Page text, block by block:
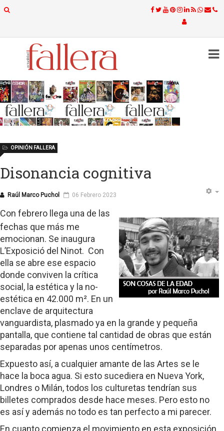
Disonancia cognitiva
Raúl Marco Puchol
OPINIÓN FALLERA
06 Febrero 2023
Con febrero llega una de las
fechas que más me
emocionan. Se inaugura
L’Exposició del Ninot. Con
ella se abre ese espacio
donde conviven la crítica
social, la estética y la no-
estética en 42.000 m². En un
enclave de arquitectura
vanguardista, plasmado ya en la grande y pequeña
pantalla, que contiene tal cantidad de obras que están
separadas por apenas unos centímetros.
Expuesto así, a cualquier amante de las Artes se le
hace la boca agua. Si esto sucediera en Nueva York,
Londres o Milán, todos los culturetas tendrían sus
billetes comprados desde hace meses. Pero esto no
es así y además no todo es tan perfecto a mi parecer.
En cuanto comienza el movimiento en esta exposición